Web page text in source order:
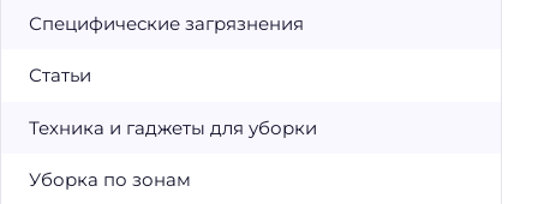
Специфические загрязнения
Статьи
Техника и гаджеты для уборки
Уборка по зонам